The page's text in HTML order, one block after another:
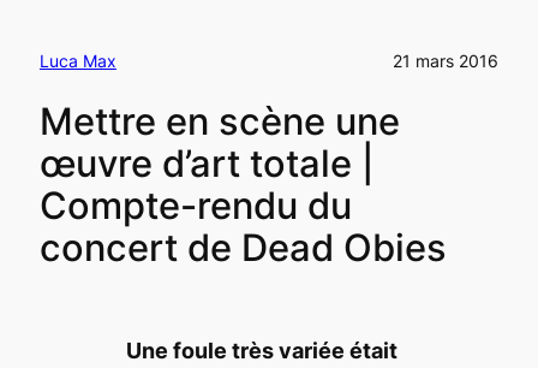
Luca Max 21 mars 2016
Mettre en scène une
œuvre d’art totale |
Compte-rendu du
concert de Dead Obies
Une foule très variée était